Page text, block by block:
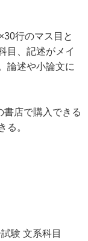
行のマス目と
目、記述がメイ
論述や小論文に
店で購入できる
る。
験 文系科目